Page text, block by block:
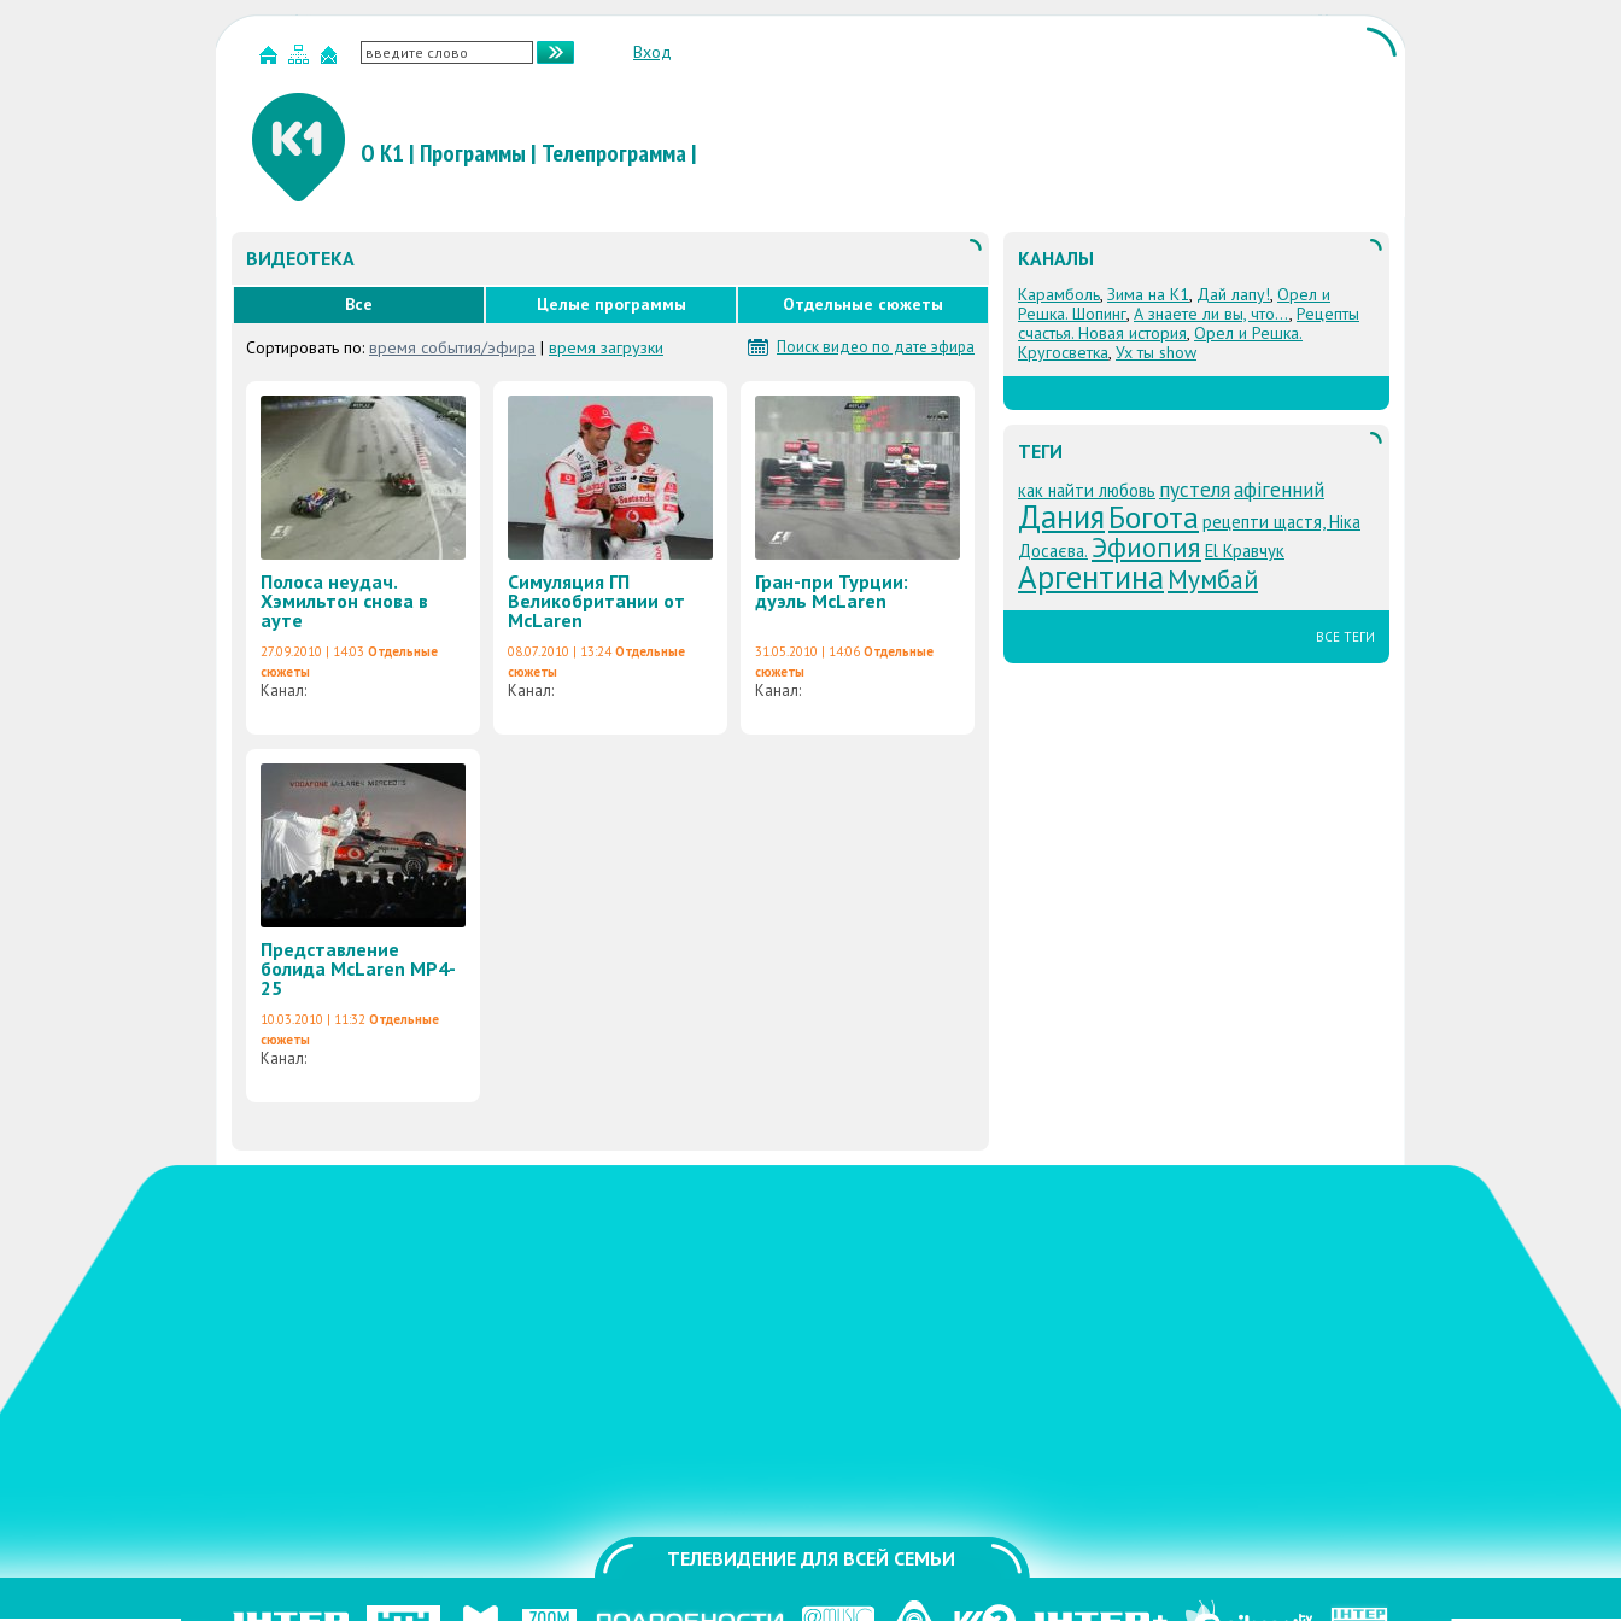
Вход
О К1 | Программы | Телепрограмма|
ВИДЕОТЕКА
Все Целые программы Отдельные сюжеты
Поиск видео по дате эфира
Сортировать по: время события/эфира | время загрузки
Полоса неудач.
Хэмильтон снова в
ауте
27.09.2010 | 14:03 Отдельные
сюжеты
Канал:
Симуляция ГП
Великобритании от
McLaren
08.07.2010 | 13:24 Отдельные
сюжеты
Канал:
Гран-при Турции:
дуэль McLaren
31.05.2010 | 14:06 Отдельные
сюжеты
Канал:
Представление
болида McLaren MP4-
25
10.03.2010 | 11:32 Отдельные
сюжеты
Канал:
КАНАЛЫ
Карамболь, Зима на К1, Дай лапу!, Орел и
Решка. Шопинг, А знаете ли вы, что..., Рецепты
счастья. Новая история, Орел и Решка.
Кругосветка, Ух ты show
ТЕГИ
как найти любовь пустеляафігенний
ДанияБогота рецепти щастя, Ніка
Досаєва. Эфиопия El Кравчук
Аргентина Мумбай
ВСЕ ТЕГИ
ТЕЛЕВИДЕНИЕ ДЛЯ ВСЕЙ СЕМЬИ